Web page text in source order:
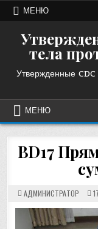
ПерейтиМЕНЮ
тела
Утвержденные
МЕНЮ
BD17
АДМИНИСТРАТОР